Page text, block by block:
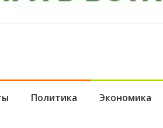
Политика Экономика